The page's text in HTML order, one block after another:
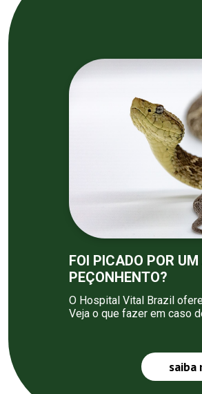
FOI PICADO POR
PEÇONHENTO?
O Hospital Vital Brazil
Veja o que fazer em caso
saiba